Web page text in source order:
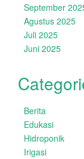
September
Agustus 2025
Juli 2025
Juni 2025
Berita
Edukasi
Hidroponik
Irigasi